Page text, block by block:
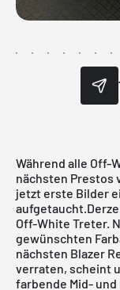
Während alle Off-
nächsten Prestos
jetzt erste Bilder
Off-White Treter.
gewünschten
nächsten Blazer
verraten, scheint
farbende Mid-